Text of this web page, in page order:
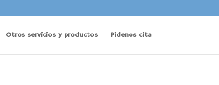
Otros servicios y productos Pídenos cita